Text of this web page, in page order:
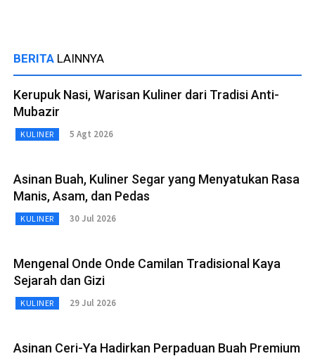
BERITA LAINNYA
Kerupuk Nasi, Warisan Kuliner dari Tradisi Anti-
Mubazir
KULINER 5 Agt 2026
Asinan Buah, Kuliner Segar yang Menyatukan Rasa
Manis, Asam, dan Pedas
KULINER 30 Jul 2026
Mengenal Onde Onde Camilan Tradisional Kaya
Sejarah dan Gizi
KULINER 29 Jul 2026
Asinan Ceri-Ya Hadirkan Perpaduan Buah Premium